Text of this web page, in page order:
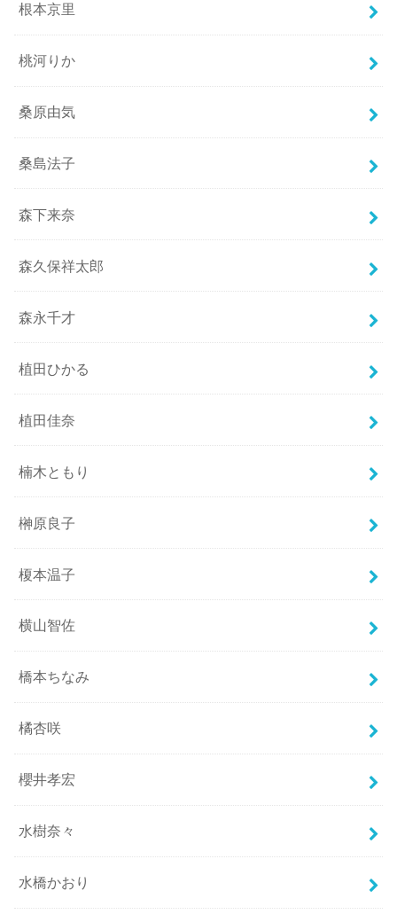
根本京里
桃河りか
桑原由気
桑島法子
森下来奈
森久保祥太郎
森永千才
植田ひかる
植田佳奈
楠木ともり
榊原良子
榎本温子
横山智佐
橋本ちなみ
橘杏咲
櫻井孝宏
水樹奈々
水橋かおり